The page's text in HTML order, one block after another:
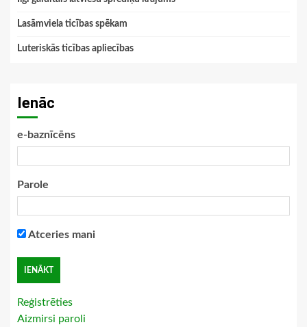
Lasāmviela ticības spēkam
Luteriskās ticības apliecības
Ienāc
e-baznīcēns
Parole
Atceries mani
Reģistrēties
Aizmirsi paroli